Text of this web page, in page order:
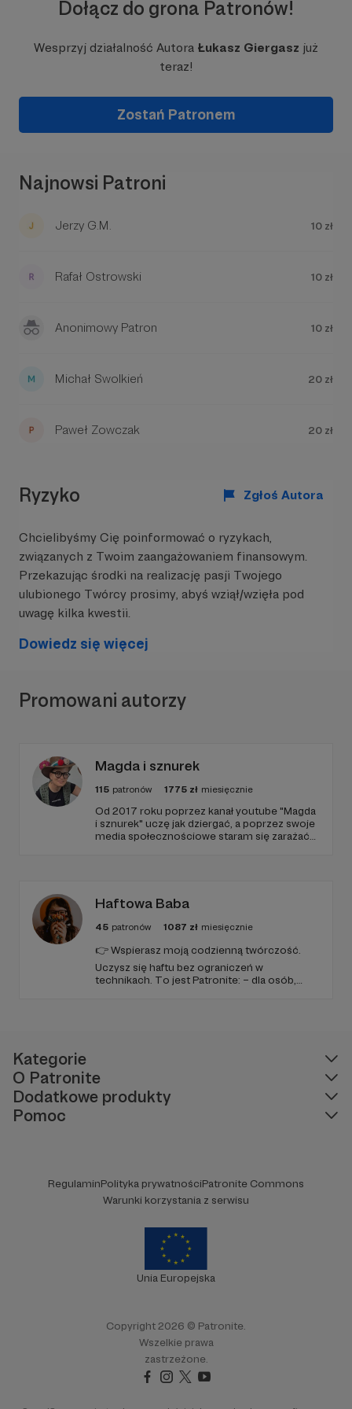
osiągniemy cel - robimy odcinek!
Dołącz do grona Patronów!
Wesprzyj działalność Autora Łukasz Giergasz już
teraz!
Zostań Patronem
Najnowsi Patroni
Jerzy G.M. 10 zł
Rafał Ostrowski 10 zł
Anonimowy Patron 10 zł
Michał Swolkień 20 zł
Paweł Zowczak 20 zł
Ryzyko Zgłoś Autora
Chcielibyśmy Cię poinformować o ryzykach,
związanych z Twoim zaangażowaniem finansowym.
Przekazując środki na realizację pasji Twojego
ulubionego Twórcy prosimy, abyś wziął/wzięła pod
uwagę kilka kwestii.
Dowiedz się więcej
Promowani autorzy
Magda i sznurek
115 patronów 1775 zł miesięcznie
Od 2017 roku poprzez kanał youtube "Magda
i sznurek" uczę jak dziergać, a poprzez swoje
media społecznościowe staram się zarażać
Haftowa Baba
45 patronów 1087 zł miesięcznie
👉 Wspierasz moją codzienną twórczość.
Uczysz się haftu bez ograniczeń w
technikach. To jest Patronite: – dla osób,
Kategorie
O Patronite
Dodatkowe produkty
Pomoc
RegulaminPolityka prywatnościPatronite Commons
Warunki korzystania z serwisu
Unia Europejska
Copyright 2026 © Patronite.
Wszelkie prawa
zastrzeżone.